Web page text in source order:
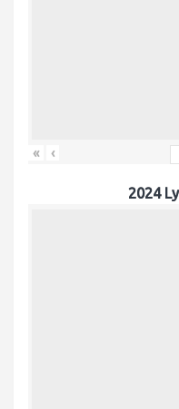
« ‹
2024